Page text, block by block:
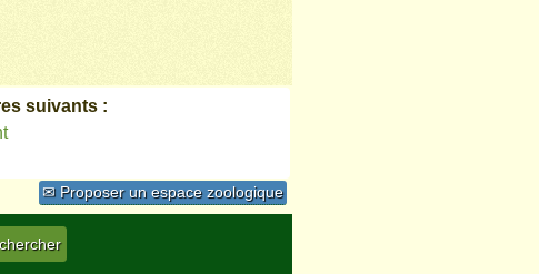
suivants :
✉ Proposer un espace zoologique